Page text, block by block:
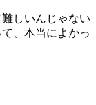
しいんじゃない
、本当によかっ